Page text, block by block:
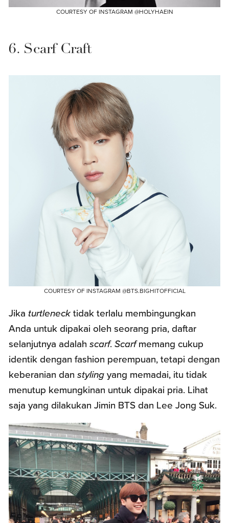
COURTESY OF INSTAGRAM @HOLYHAEIN
6. Scarf Craft
COURTESY OF INSTAGRAM @BTS.BIGHITOFFICIAL
Jika turtlenecktidak terlalu membingungkan
Anda untuk dipakai oleh seorang pria, daftar
selanjutnya adalahscarf.Scarfmemang cukup
identik dengan fashion perempuan, tetapi dengan
keberanian danstyling yang memadai, itu tidak
menutup kemungkinan untuk dipakai pria. Lihat
saja yang dilakukan Jimin BTS dan Lee Jong Suk.